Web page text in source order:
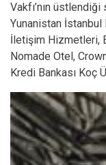
Vakfı’nın
Yunanistan
İletişim Hizmetleri,
Nomade Otel,
Kredi Bankası Koç